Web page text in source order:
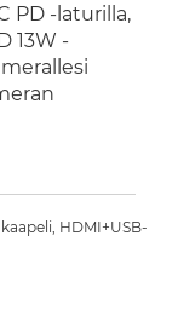
PD -laturilla,
13W -
HDMI+USB-